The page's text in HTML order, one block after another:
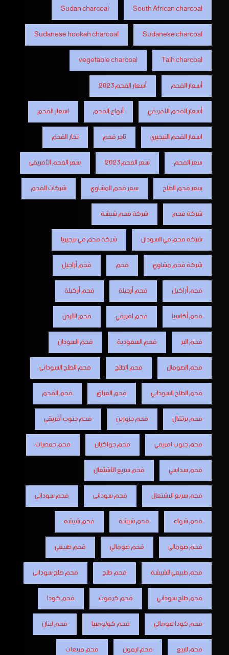
South African charcoal
Sudan charcoal
Sudanese charcoal
Sudanese hookah charcoal
Talh charcoal
vegetable charcoal
أسعار الفحم
أسعار الفحم 2023
أسعار الفحم الأفريقي
أنواع الفحم
اسعار الفحم
اسعار الفحم النيجيري
تاجر فحم
تجار الفحم
سعر الفحم
سعر الفحم 2023
سعر الفحم الأفريقي
سعر فحم الطلح
سعر فحم المشاوي
شركات الفحم
شركة فحم
شركة فحم شيشة
شركة فحم في السودان
شركة فحم في نيجيريا
شركة فحم مشاوي
فحم
فحم أراجيل
فحم أراكيل
فحم أرجيلة
فحم أركيلة
فحم أكاسيا
فحم افريقي
فحم الأردن
فحم البر
فحم السعودية
فحم السودان
فحم الصومال
فحم الطلح
فحم الطلح السودانى
فحم الطلح السوداني
فحم العراق
فحم الفحم
فحم برتقال
فحم جزورين
فحم جنوب أفريقي
فحم جنوب افريقي
فحم جواكيان
فحم حمضيات
فحم سداسي
فحم سريع الأشتعال
فحم سريع الاشتعال
فحم سودانى
فحم سوداني
فحم شواء
فحم شيشة
فحم شيشه
فحم صومالى
فحم صومالي
فحم طبيعي
فحم طبيعي للشيشة
فحم طلح
فحم طلح سودانى
فحم طلح سوداني
فحم كرفوت
فحم كودا
فحم كودا صومالى
فحم كولومبيا
فحم لبنان
فحم للبيع
فحم ليمون
فحم مربعات